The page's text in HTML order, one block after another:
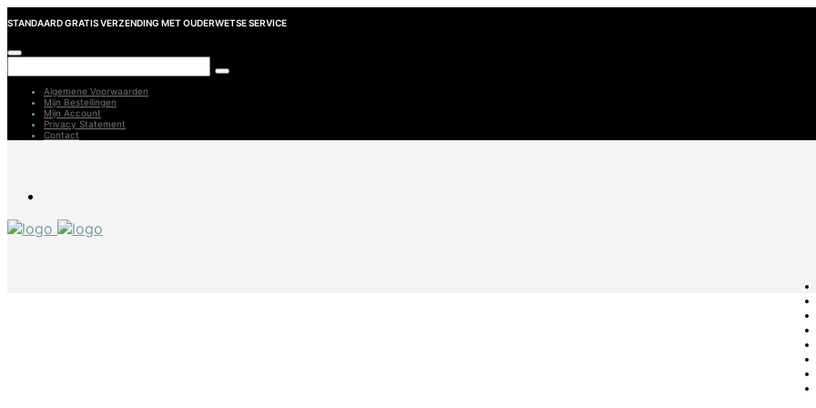
STANDAARD GRATIS VERZENDING MET OUDERWETSE SERVICE
Algemene Voorwaarden
Mijn Bestellingen
Mijn Account
Privacy Statement
Contact